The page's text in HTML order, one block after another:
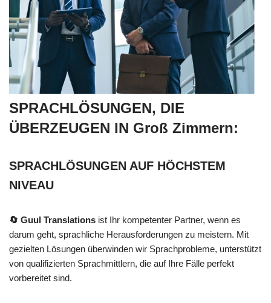
SPRACHLÖSUNGEN, DIE
ÜBERZEUGEN IN Groß Zimmern:
SPRACHLÖSUNGEN AUF HÖCHSTEM
NIVEAU
🔄 Guul Translations ist Ihr kompetenter Partner, wenn es
darum geht, sprachliche Herausforderungen zu meistern. Mit
gezielten Lösungen überwinden wir Sprachprobleme, unterstützt
von qualifizierten Sprachmittlern, die auf Ihre Fälle perfekt
vorbereitet sind.